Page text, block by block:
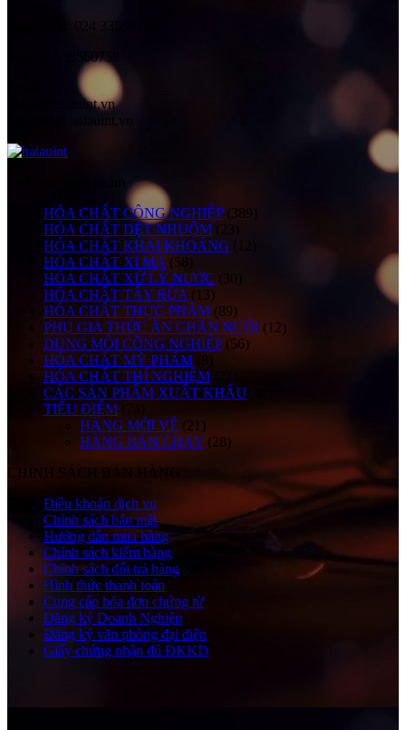
024 33560759
haiau@haiauint.vn
HÓA CHẤT CÔNG NGHIỆP (389)
HÓA CHẤT DỆT NHUỘM (23)
HÓA CHẤT KHAI KHOÁNG
HÓA CHẤT XI MẠ (58)
HÓA CHẤT XỬ LÝ NƯỚC (30)
HÓA CHẤT TẨY RỬA (13)
HÓA CHẤT THỰC PHẨM (89)
PHỤ GIA THỨC ĂN CHĂN NUÔI (12)
DUNG MÔI CÔNG NGHIỆP (56)
HÓA CHẤT MỸ PHẨM
(8)
HÓA CHẤT THÍ NGHIỆM
CÁC SẢN PHẨM XUẤT KHẨU
TIÊU ĐIỂM
(74)
HÀNG MỚI VỀ (21)
HÀNG BÁN CHẠY (28)
CHÍNH SÁCH BÁN HÀNG
Điều khoản dịch vụ
Chính sách bảo mật
Hướng dẫn mua hàng
Chính sách kiểm hàng
Chính sách đổi trả hàng
Hình thức thanh toán
Cung cấp hóa đơn chứng từ
Đăng ký Doanh Nghiệp
Đăng ký văn phòng đại diện
Giấy chứng nhận đủ ĐKKD